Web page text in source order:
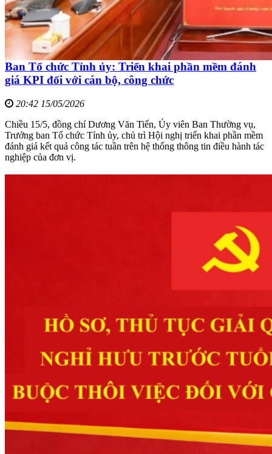
Ban Tổ chức Tỉnh ủy: Triển khai phần mềm đánh
giá KPI đối với cán bộ, công chức
20:42 15/05/2026
Chiều 15/5, đồng chí Dương Văn Tiến, Ủy viên Ban Thường vụ,
Trưởng ban Tổ chức Tỉnh ủy, chủ trì Hội nghị triển khai phần mềm
đánh giá kết quả công tác tuần trên hệ thống thông tin điều hành tác
nghiệp của đơn vị.